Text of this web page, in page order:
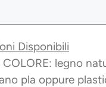
Disponibili
COLORE: legno
pla oppure